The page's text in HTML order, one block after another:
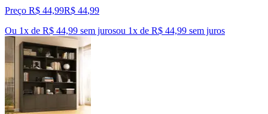
Preço R$ 44,99R$ 44,99
Ou 1x de R$ 44,99 sem jurosou 1x de R$ 44,99 sem juros